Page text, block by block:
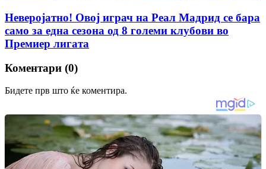
Неверојатно! Овој играч на Реал Мадрид се бара
само за една сезона од 8 големи клубови во
Премиер лигата
Коментари (0)
Бидете прв што ќе коментира.